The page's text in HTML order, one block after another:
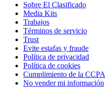
Sobre El Clasificado
Media Kits
Trabajos
Términos de servicio
Trust
Evite estafas y fraude
Política de privacidad
Política de cookies
Cumplimiento de la CCPA
No vender mi información